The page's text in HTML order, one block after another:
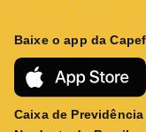
Baixe o app da Capef
Caixa de